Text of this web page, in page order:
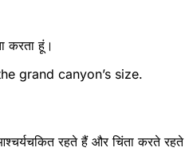
करता हूं।
grand canyon’s size.
रहते हैं और चिंता करते रहते